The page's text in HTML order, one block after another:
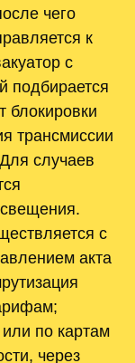
чего
к
с
подбирается
блокировки
трансмиссии
случаев
с
акта
по картам
через